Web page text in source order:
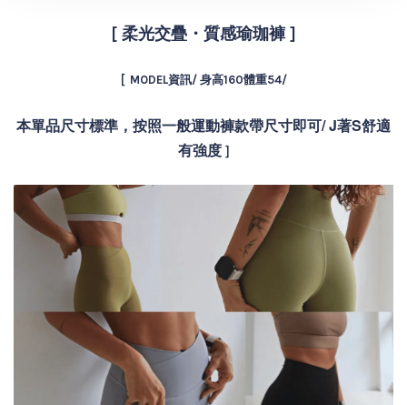
[ 柔光交疊・質感瑜珈褲 ]
[ MODEL資訊/ 身高160體重54/
本單品尺寸標準，按照一般運動褲款帶尺寸即可/ J著S舒適
有強度 ]